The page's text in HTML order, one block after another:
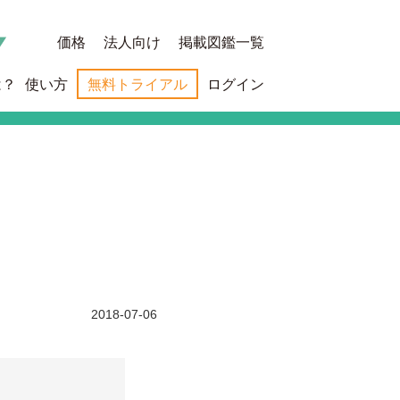
価格 法人向け 掲載図鑑一覧
使い方 無料トライアル ログイン
2018-07-06